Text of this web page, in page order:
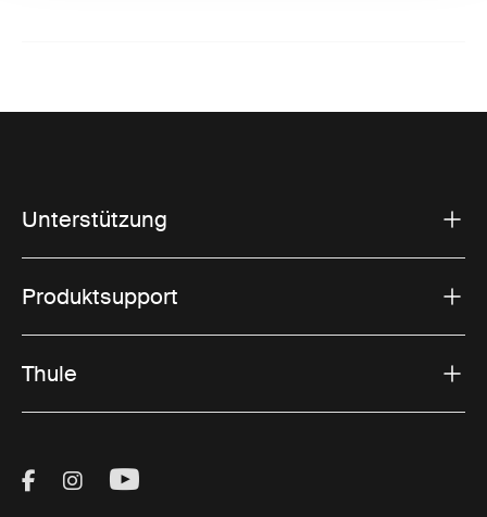
Unterstützung
Produktsupport
Thule
Visit Thule on Facebook (external link)
Visit Thule on Instagram (external link)
Visit Thule on Youtube (external